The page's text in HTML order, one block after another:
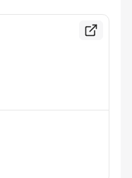
Bekijk